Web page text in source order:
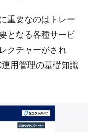
重要なのはトレー
となる各種サービ
クチャーがされ
用管理の基礎知識